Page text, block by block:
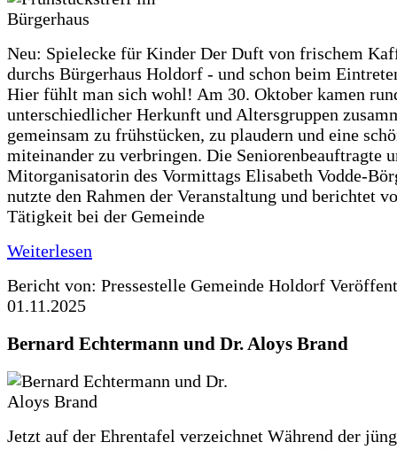
Neu: Spielecke für Kinder Der Duft von frischem
durchs Bürgerhaus Holdorf - und schon beim
Hier fühlt man sich wohl! Am 30. Oktober kamen
unterschiedlicher Herkunft und Altersgruppen
gemeinsam zu frühstücken, zu plaudern und eine
miteinander zu verbringen. Die Seniorenbeauftragte
Mitorganisatorin des Vormittags Elisabeth Vodde-
nutzte den Rahmen der Veranstaltung und berichtet
Tätigkeit bei der Gemeinde
Weiterlesen
Bericht von: Pressestelle Gemeinde Holdorf
01.11.2025
Bernard Echtermann und Dr. Aloys Brand
Jetzt auf der Ehrentafel verzeichnet Während der